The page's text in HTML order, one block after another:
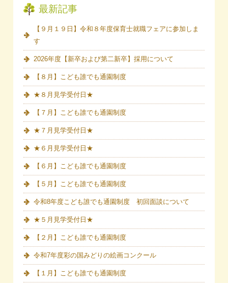
最新記事
【９月１９日】令和８年度保育士就職フェアに参加しま
す
2026年度【新卒および第二新卒】採用について
【８月】こども誰でも通園制度
★８月見学受付日★
【７月】こども誰でも通園制度
★７月見学受付日★
★６月見学受付日★
【６月】こども誰でも通園制度
【５月】こども誰でも通園制度
令和8年度こども誰でも通園制度 初回面談について
★５月見学受付日★
【２月】こども誰でも通園制度
令和7年度彩の国みどりの絵画コンクール
【１月】こども誰でも通園制度